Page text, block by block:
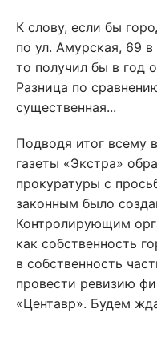
К слову, если бы
по ул. Амурская, 69
то получил бы в год
Разница по
существенная...
Подводя итог всему
газеты «Экстра»
прокуратуры с
законным было
Контролирующим
как собственность
в собственность
провести ревизию
«Центавр». Будем